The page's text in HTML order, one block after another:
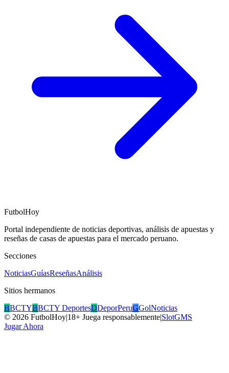
FutbolHoy
Portal independiente de noticias deportivas, análisis de apuestas y
reseñas de casas de apuestas para el mercado peruano.
Secciones
NoticiasGuíasReseñasAnálisis
Sitios hermanos
BBCTYBBCTY DeportesDDeporPeruGGolNoticias
© 2026 FutbolHoy|18+ Juega responsablemente|SlotGMS
Jugar Ahora